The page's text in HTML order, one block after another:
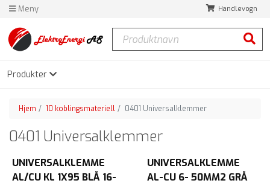
Meny Handlevogn
Produktnavn
Produkter
Hjem 10 koblingsmateriell 0401 Universalklemmer
0401 Universalklemmer
UNIVERSALKLEMME
AL/CU KL 1X95 BLÅ 16-
UNIVERSALKLEMME
AL-CU 6- 50MM2 GRÅ